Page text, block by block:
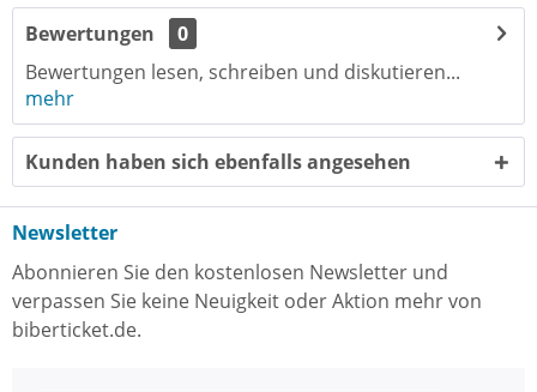
Bewertungen
0
Bewertungen lesen, schreiben und diskutieren...
mehr
Kunden haben sich ebenfalls angesehen
Newsletter
Abonnieren Sie den kostenlosen Newsletter und
verpassen Sie keine Neuigkeit oder Aktion mehr von
biberticket.de.